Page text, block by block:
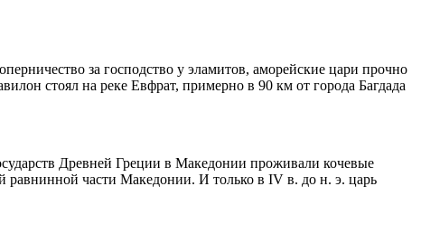
за господство у эламитов, аморейские цари прочно
стоял на реке Евфрат, примерно в 90 км от города Багдада
Древней Греции в Македонии проживали кочевые
равнинной части Македонии. И только в IV в. до н. э. царь